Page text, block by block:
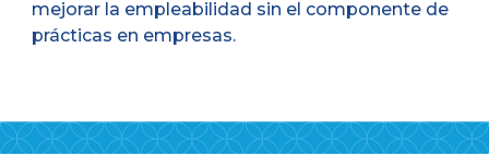
mejorar la empleabilidad sin el componente de
prácticas en empresas.